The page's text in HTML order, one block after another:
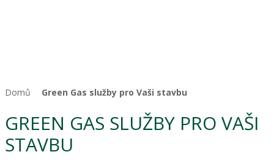
Kariéra
Domů Green Gas služby pro Vaši stavbu
GREEN GAS SLUŽBY PRO VAŠI
STAVBU